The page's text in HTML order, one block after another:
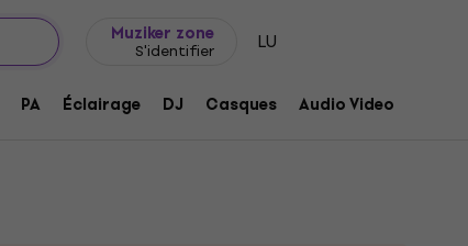
Muziker zone
S'identifier LU
PA Éclairage DJ Casques Audio Video